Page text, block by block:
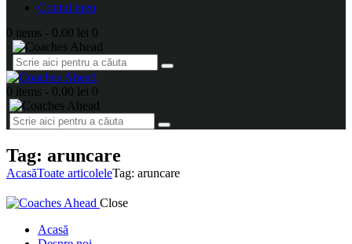
Contul meu
0 items - 0.00 lei 0
0 items - 0.00 lei 0
Tag: aruncare
AcasăToate articoleleTag: aruncare
Close
Acasă